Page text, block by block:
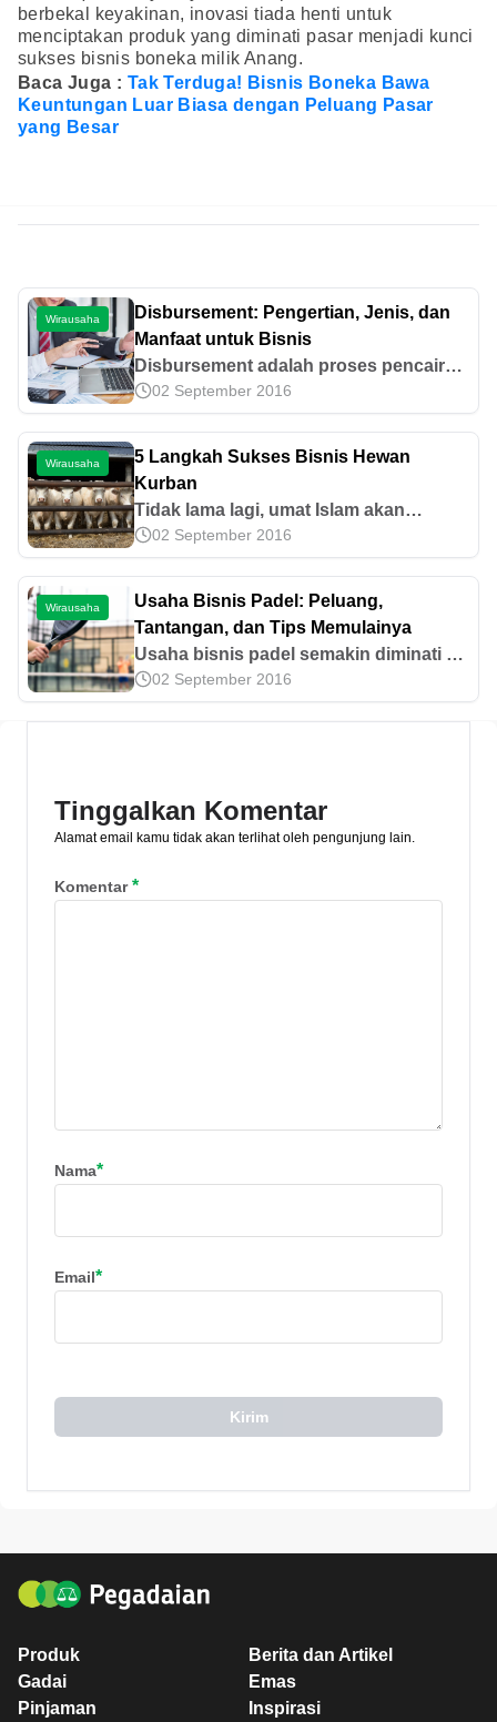
berbekal keyakinan, inovasi tiada henti untuk
menciptakan produk yang diminati pasar menjadi kunci
sukses bisnis boneka milik Anang.
Baca Juga : Tak Terduga! Bisnis Boneka Bawa
Keuntungan Luar Biasa dengan Peluang Pasar
yang Besar
Wirausaha
Disbursement: Pengertian, Jenis, dan
Manfaat untuk Bisnis
Disbursement adalah proses pencairan
dana perusahaan untuk kebutuhan
operasional bisnis. Simak pengertian,
jenis, manfaat, dan tips pengelolaannya
di sini.
02 September 2016
Wirausaha
5 Langkah Sukses Bisnis Hewan
Kurban
Tidak lama lagi, umat Islam akan
memperingati Hari Raya Idul Adha yang
jatuh pada 10 Dzulhijjah 1438 H atau 1
September 2017. Hari raya ini menjadi
momen tradisi kurban dilaksanakan
sebagai bentuk ibadah kepada Sang
Pencipta dengan makna besar yang
bentuk rasa taqwa, Idul Adha juga
02 September 2016
Wirausaha
Usaha Bisnis Padel: Peluang,
Tantangan, dan Tips Memulainya
Usaha bisnis padel semakin diminati di
Indonesia. Simak peluang usaha,
strategi memulai, tantangan, dan cara
02 September 2016
Tinggalkan Komentar
Alamat email kamu tidak akan terlihat oleh pengunjung lain.
Komentar*
Nama*
Email*
Kirim
Produk
Gadai
Pinjaman
Berita dan Artikel
Emas
Inspirasi